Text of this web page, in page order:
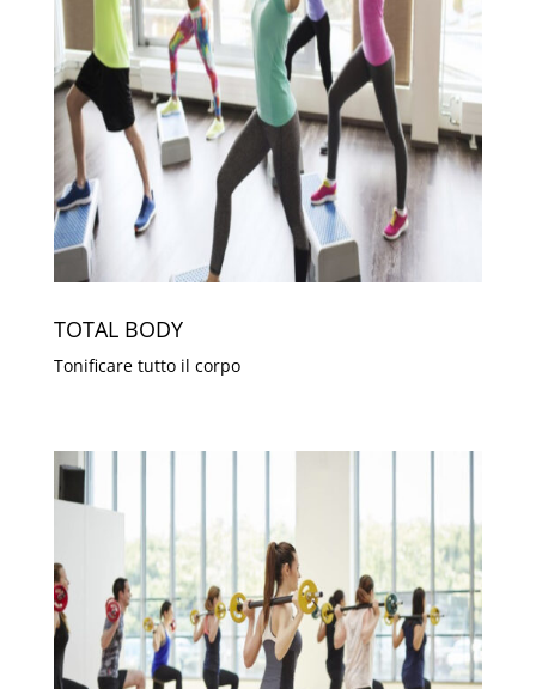
TOTAL BODY
Tonificare tutto il corpo